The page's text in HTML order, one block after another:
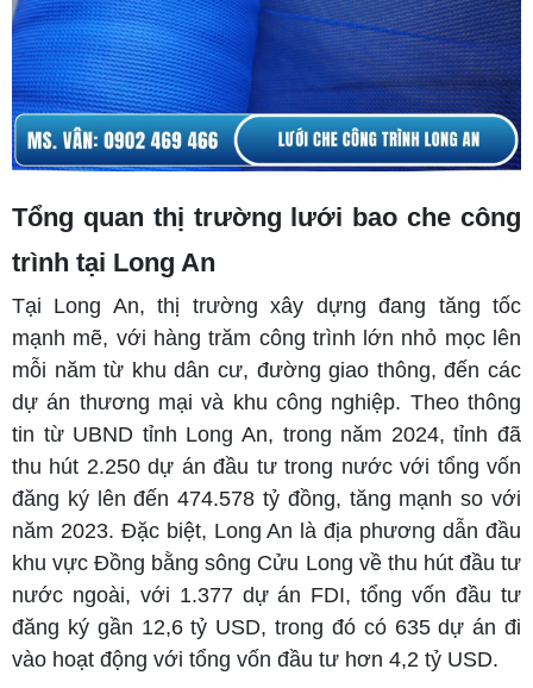
Tổng quan thị trường lưới bao che công
trình tại Long An
Tại Long An, thị trường xây dựng đang tăng tốc
mạnh mẽ, với hàng trăm công trình lớn nhỏ mọc lên
mỗi năm từ khu dân cư, đường giao thông, đến các
dự án thương mại và khu công nghiệp. Theo thông
tin từ UBND tỉnh Long An, trong năm 2024, tỉnh đã
thu hút 2.250 dự án đầu tư trong nước với tổng vốn
đăng ký lên đến 474.578 tỷ đồng, tăng mạnh so với
năm 2023. Đặc biệt, Long An là địa phương dẫn đầu
khu vực Đồng bằng sông Cửu Long về thu hút đầu tư
nước ngoài, với 1.377 dự án FDI, tổng vốn đầu tư
đăng ký gần 12,6 tỷ USD, trong đó có 635 dự án đi
vào hoạt động với tổng vốn đầu tư hơn 4,2 tỷ USD.